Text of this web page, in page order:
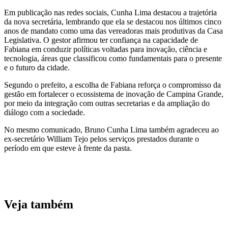
Em publicação nas redes sociais, Cunha Lima destacou a trajetória
da nova secretária, lembrando que ela se destacou nos últimos cinco
anos de mandato como uma das vereadoras mais produtivas da Casa
Legislativa. O gestor afirmou ter confiança na capacidade de
Fabiana em conduzir políticas voltadas para inovação, ciência e
tecnologia, áreas que classificou como fundamentais para o presente
e o futuro da cidade.
Segundo o prefeito, a escolha de Fabiana reforça o compromisso da
gestão em fortalecer o ecossistema de inovação de Campina Grande,
por meio da integração com outras secretarias e da ampliação do
diálogo com a sociedade.
No mesmo comunicado, Bruno Cunha Lima também agradeceu ao
ex-secretário William Tejo pelos serviços prestados durante o
período em que esteve à frente da pasta.
Veja também